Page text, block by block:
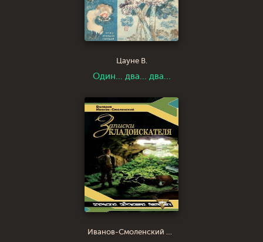
Цауне В.
Один... два... два...
Иванов-Смоленский Валерий